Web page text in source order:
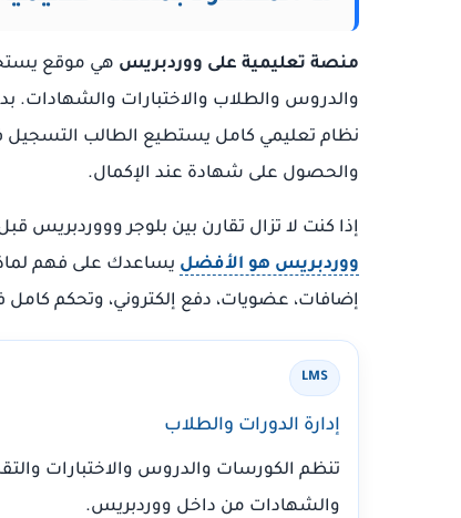
منصة تعليمية على ووردبريس
والدروس والطلاب والاختبارات والشهادات.
نظام تعليمي كامل يستطيع الطالب التسجيل
والحصول على شهادة عند الإكمال.
إذا كنت لا تزال تقارن بين بلوجر وووردبريس
ووردبريس هو الأفضل يساعدك على فهم
إضافات، عضويات، دفع إلكتروني، وتحكم
LMS
إدارة الدورات والطلاب
تنظم الكورسات والدروس والاختبارات
والشهادات من داخل ووردبريس.